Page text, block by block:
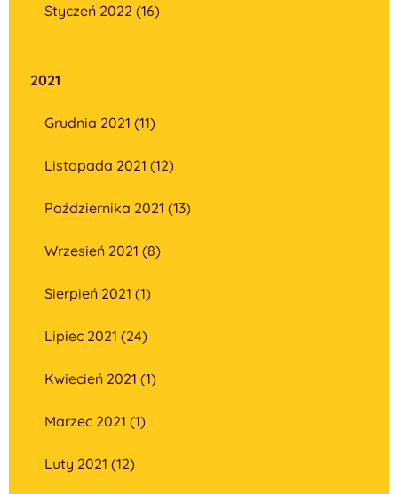
Styczeń 2022 (16)
2021
Grudnia 2021 (11)
Listopada 2021 (12)
Października 2021 (13)
Wrzesień 2021 (8)
Sierpień 2021 (1)
Lipiec 2021 (24)
Kwiecień 2021 (1)
Marzec 2021 (1)
Luty 2021 (12)